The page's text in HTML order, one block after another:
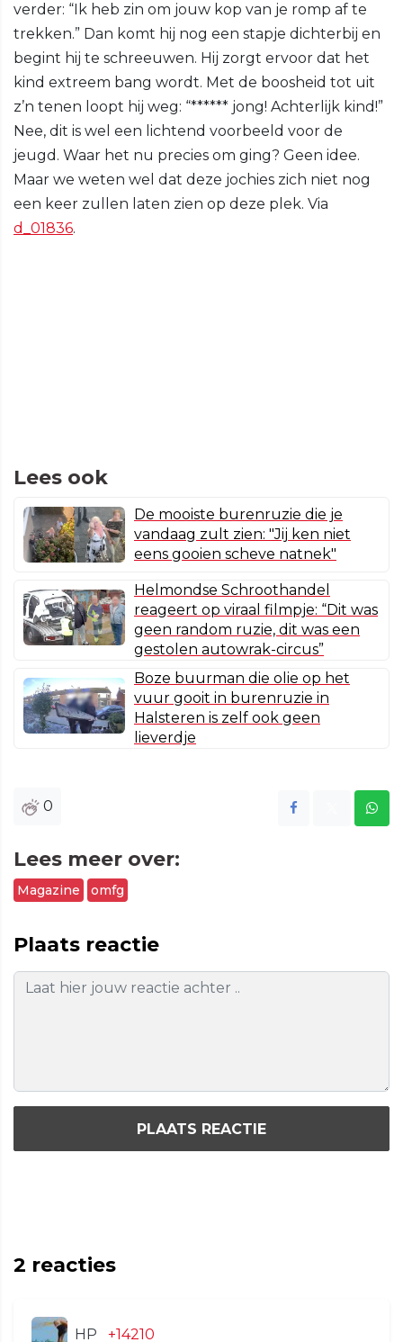
verder: “Ik heb zin om jouw kop van je romp af te
trekken.” Dan komt hij nog een stapje dichterbij en
begint hij te schreeuwen. Hij zorgt ervoor dat het
kind extreem bang wordt. Met de boosheid tot uit
z’n tenen loopt hij weg: “****** jong! Achterlijk kind!”
Nee, dit is wel een lichtend voorbeeld voor de
jeugd. Waar het nu precies om ging? Geen idee.
Maar we weten wel dat deze jochies zich niet nog
een keer zullen laten zien op deze plek. Via
d_01836.
Lees ook
De mooiste burenruzie die je
vandaag zult zien: "Jij ken niet
eens gooien scheve natnek"
Helmondse Schroothandel
reageert op viraal filmpje: “Dit was
geen random ruzie, dit was een
gestolen autowrak-circus”
Boze buurman die olie op het
vuur gooit in burenruzie in
Halsteren is zelf ook geen
lieverdje
0
Lees meer over:
Magazine omfg
Plaats reactie
PLAATS REACTIE
2 reacties
HP +14210